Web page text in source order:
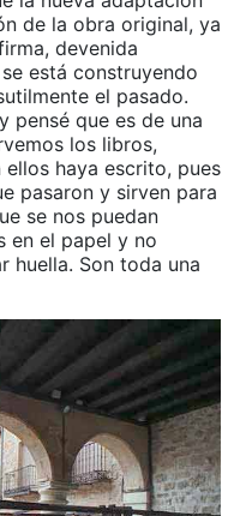
de la obra original, ya
devenida
está construyendo
el pasado.
pensé que es de una
los libros,
haya escrito, pues
pasaron y sirven para
se nos puedan
en el papel y no
huella. Son toda una